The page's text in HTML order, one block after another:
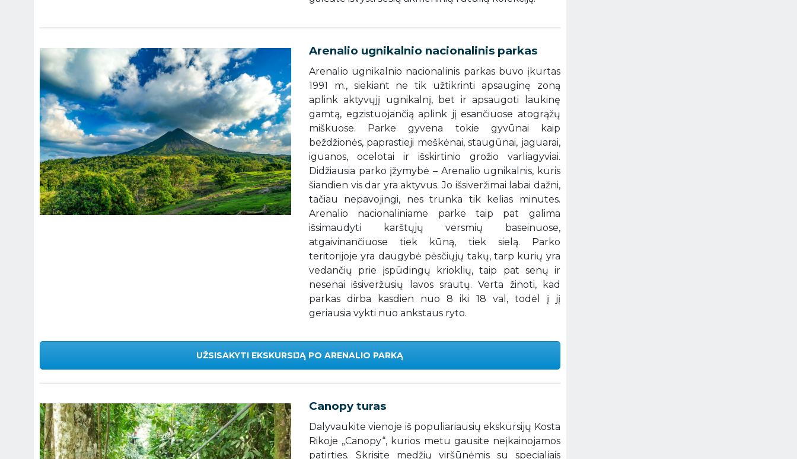
Arenalio ugnikalnio nacionalinis parkas
Arenalio ugnikalnio nacionalinis parkas buvo įkurtas
1991 m., siekiant ne tik užtikrinti apsauginę zoną
aplink aktyvųjį ugnikalnį, bet ir apsaugoti laukinę
gamtą, egzistuojančią aplink jį esančiuose atogrąžų
miškuose. Parke gyvena tokie gyvūnai kaip
beždžionės, paprastieji meškėnai, staugūnai, jaguarai,
iguanos, ocelotai ir išskirtinio grožio varliagyviai.
Didžiausia parko įžymybė – Arenalio ugnikalnis, kuris
šiandien vis dar yra aktyvus. Jo išsiveržimai labai dažni,
tačiau nepavojingi, nes trunka tik kelias minutes.
Arenalio nacionaliniame parke taip pat galima
išsimaudyti karštųjų versmių baseinuose,
atgaivinančiuose tiek kūną, tiek sielą. Parko
teritorijoje yra daugybė pėsčiųjų takų, tarp kurių yra
vedančių prie įspūdingų krioklių, taip pat senų ir
nesenai išsiveržusių lavos srautų. Verta žinoti, kad
parkas dirba kasdien nuo 8 iki 18 val, todėl į jį
geriausia vykti nuo ankstaus ryto.
UŽSISAKYTI EKSKURSIJĄ PO ARENALIO PARKĄ
Canopy turas
Dalyvaukite vienoje iš populiariausių ekskursijų Kosta
Rikoje „Canopy“, kurios metu gausite neįkainojamos
patirties. Skrisite medžių viršūnėmis su specialiais